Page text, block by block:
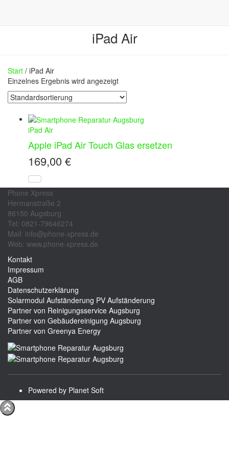
iPad Air
Start / iPad Air
Einzelnes Ergebnis wird angezeigt
iPad Air
Apple iPad Air Touch Glas ersetzen
169,00 €
Phone Xpress
Hermanstraße 2
86150 Augsburg
Tel: 0821-79646274
Mail: info@phone-xpress.de
Web: www.phone-xpress.de
Kontakt
Impressum
AGB
Datenschutzerklärung
Solarmodul Aufständerung PV Aufständerung
Partner von Reinigungsservice Augsburg
Partner von Gebäudereinigung Augsburg
Partner von Greenya Energy
Powered by Planet Soft